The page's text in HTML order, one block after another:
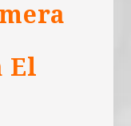
El